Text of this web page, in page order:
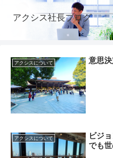
アクシス社長ブログ
アクシスについて 意思
アクシスについて
ビジ
でも世